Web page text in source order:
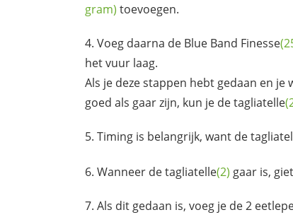
gram) toevoegen.
Voeg daarna de Blue Band Finesse
het vuur laag.
Als je deze stappen hebt gedaan en je
goed als gaar zijn, kun je detagliatelle
Timing is belangrijk, want de
Wanneer detagliatelle(2) gaar is,
Als dit gedaan is, voeg je de 2